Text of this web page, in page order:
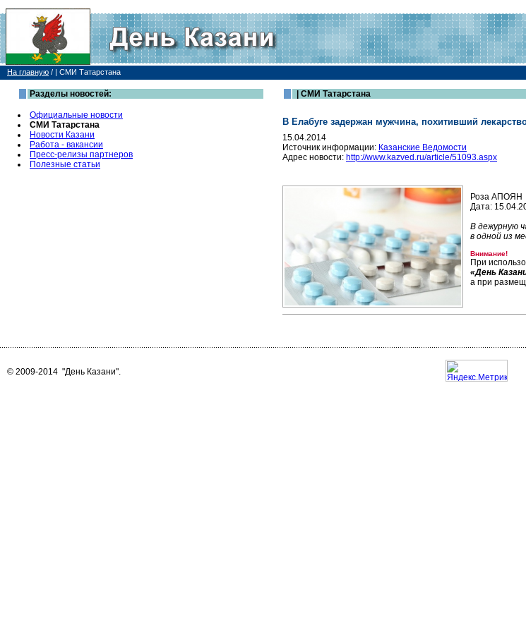
На главную / | СМИ Татарстана
Разделы новостей:
Официальные новости
СМИ Татарстана
Новости Казани
Работа - вакансии
Пресс-релизы партнеров
Полезные статьи
| СМИ Татарстана
В Елабуге задержан мужчина, похитивший
15.04.2014
Источник информации: Казанские Ведомости
Адрес новости: http://www.kazved.ru/article/51093.aspx
Роза АПОЯН
Дата:
В дежурную
в одной из
Внимание!
При
«День
а при
© 2009-2014 "День Казани".